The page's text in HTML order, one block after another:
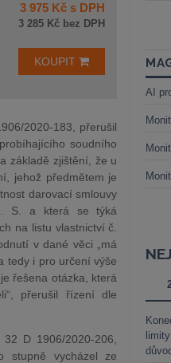
3 975 Kč s DPH
3 285 Kč bez DPH
KOUPIT
2020-183, přerušil
soudního
základě zjištění, že u
jehož předmětem je
darovací smlouvy
S. a která se týká
na listu vlastnictví č.
v dané věci „má
tedy i pro určení výše
řešena otázka, která
přerušil řízení dle
D 1906/2020-206,
stupně vycházel ze
AI